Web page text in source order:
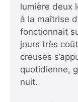
lumière deux
à la maîtrise
fonctionnait
jours très
creuses
quotidienne,
nuit.